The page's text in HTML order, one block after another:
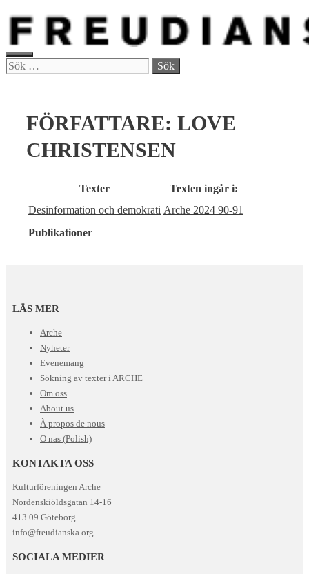
Hoppa
innehåll
MENY
Sök
FÖRFATTARE: LOVE
CHRISTENSEN
Texter
Texten ingår i:
Desinformation och demokrati Arche 2024 90-91
Publikationer
LÄS MER
Arche
Nyheter
Evenemang
Sökning av texter i ARCHE
Om oss
About us
À propos de nous
O nas (Polish)
KONTAKTA OSS
Kulturföreningen Arche
Nordenskiöldsgatan 14-16
413 09 Göteborg
info@freudianska.org
SOCIALA MEDIER